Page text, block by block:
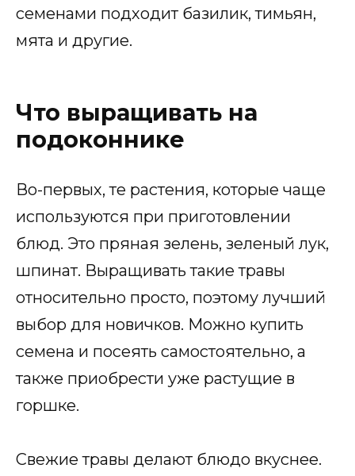
семенами подходит базилик, тимьян,
мята и другие.
Что выращивать на
подоконнике
Во-первых, те растения, которые чаще
используются при приготовлении
блюд. Это пряная зелень, зеленый лук,
шпинат. Выращивать такие травы
относительно просто, поэтому лучший
выбор для новичков. Можно купить
семена и посеять самостоятельно, а
также приобрести уже растущие в
горшке.
Свежие травы делают блюдо вкуснее.